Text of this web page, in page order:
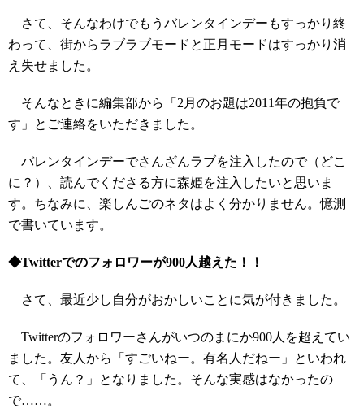
さて、そんなわけでもうバレンタインデーもすっかり終
わって、街からラブラブモードと正月モードはすっかり消
え失せました。
そんなときに編集部から「2月のお題は2011年の抱負で
す」とご連絡をいただきました。
バレンタインデーでさんざんラブを注入したので（どこ
に？）、読んでくださる方に森姫を注入したいと思いま
す。ちなみに、楽しんごのネタはよく分かりません。憶測
で書いています。
◆Twitterでのフォロワーが900人越えた！！
さて、最近少し自分がおかしいことに気が付きました。
Twitterのフォロワーさんがいつのまにか900人を超えてい
ました。友人から「すごいねー。有名人だねー」といわれ
て、「うん？」となりました。そんな実感はなかったの
で……。